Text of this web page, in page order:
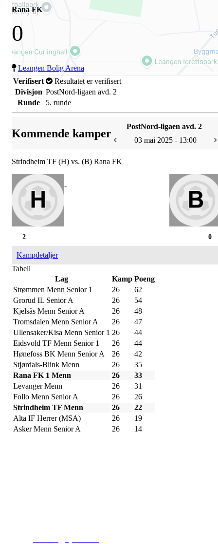
Rana FK
0
Leangen Bolig Arena
Verifisert
Resultatet er verifisert
Divisjon PostNord-ligaen avd. 2
Runde
5. runde
Kommende kamper
PostNord-ligaen avd. 2
03 mai 2025 - 13:00
Strindheim TF (H) vs. (B) Rana FK
-
0
2
Kampdetaljer
Tabell
Lag
Kamp Poeng
Strømmen Menn Senior 1
26
62
Grorud IL Senior A
26
54
Kjelsås Menn Senior A
26
48
Tromsdalen Menn Senior A
26
47
Ullensaker/Kisa Menn Senior 1 26
44
Eidsvold TF Menn Senior 1
26
44
Hønefoss BK Menn Senior A
26
42
Stjørdals-Blink Menn
26
35
Rana FK 1 Menn
26
33
Levanger Menn
26
31
Follo Menn Senior A
26
26
Strindheim TF Menn
26
22
Alta IF Herrer (MSA)
26
19
Asker Menn Senior A
26 14